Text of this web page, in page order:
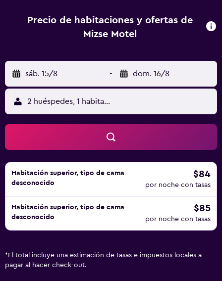
fuerte, servicio de lavandería y un salón de belleza que
ofrece tratamientos de belleza. En Lajosmizse se puede
Precio de habitaciones y ofertas de
Mizse Motel
sáb. 15/8 - dom. 16/8
2 huéspedes, 1 habitación
Habitación superior, tipo de cama
desconocido
$84
por noche con tasas
Habitación superior, tipo de cama
desconocido
$85
por noche con tasas
* El total incluye una estimación de tasas e impuestos locales a
pagar al hacer check-out.